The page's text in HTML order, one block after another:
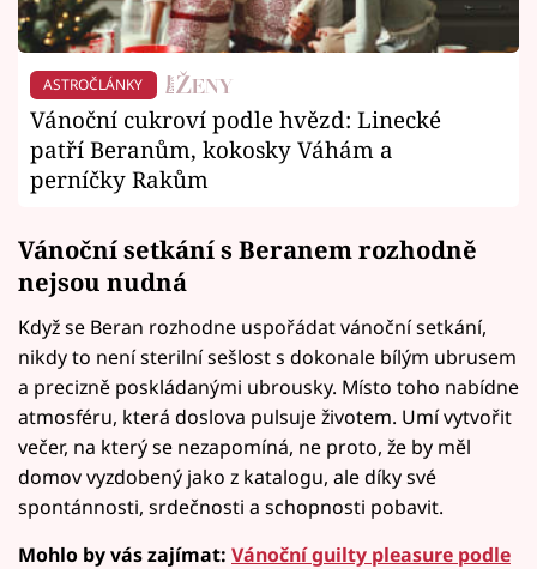
ASTROČLÁNKY
Vánoční cukroví podle hvězd: Linecké
patří Beranům, kokosky Váhám a
perníčky Rakům
Vánoční setkání s Beranem rozhodně
nejsou nudná
Když se Beran rozhodne uspořádat vánoční setkání,
nikdy to není sterilní sešlost s dokonale bílým ubrusem
a precizně poskládanými ubrousky. Místo toho nabídne
atmosféru, která doslova pulsuje životem. Umí vytvořit
večer, na který se nezapomíná, ne proto, že by měl
domov vyzdobený jako z katalogu, ale díky své
spontánnosti, srdečnosti a schopnosti pobavit.
Mohlo by vás zajímat: Vánoční guilty pleasure podle